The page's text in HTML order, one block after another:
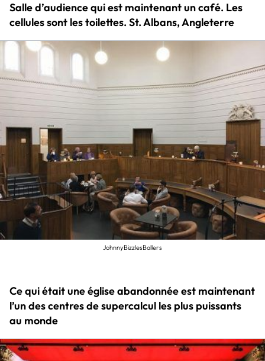
Salle d’audience qui est maintenant un café. Les
cellules sont les toilettes. St. Albans, Angleterre
JohnnyBizzlesBallers
Ce qui était une église abandonnée est maintenant
l’un des centres de supercalcul les plus puissants
au monde